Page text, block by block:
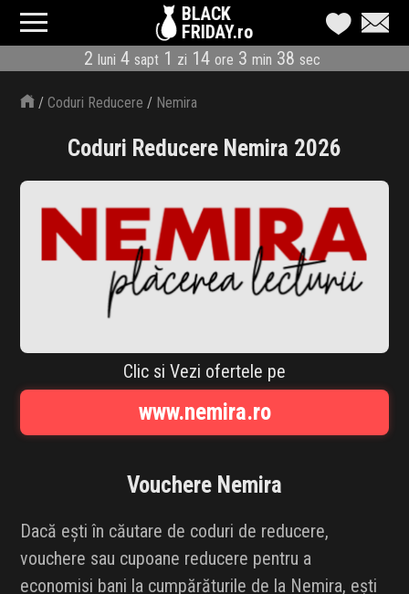
BLACK
FRIDAY.ro
2 luni 4 sapt 1 zi 14 ore 3 min 37 sec
CATEGORII
MAGAZINE
ÎNSCRIE MAGAZIN
LIVE BLOG
REDUCERI
CODURI REDUCERE
ABONARE NEWSLETTER
INFLUENCER SQUAD
BRANDURI
IDEI DE CADOURI
ȘTIRI
/Coduri Reducere / Nemira
Coduri Reducere Nemira 2026
Clic si Vezi ofertele pe
www.nemira.ro
Vouchere Nemira
Dacă ești în căutare de coduri de reducere,
vouchere sau cupoane reducere pentru a
economisi bani la cumpărăturile de la Nemira, ești